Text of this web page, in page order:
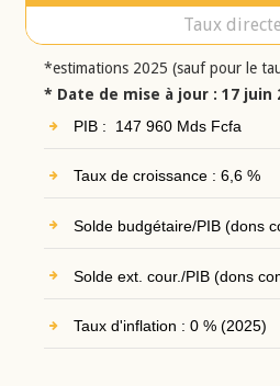
Taux
*estimations 2025 (sauf pour le
* Date de mise à jour : 17 juin
PIB : 147 960 Mds Fcfa
Taux de croissance : 6,6 %
Solde budgétaire/PIB (dons
Solde ext. cour./PIB (dons
Taux d'inflation : 0 % (2025)